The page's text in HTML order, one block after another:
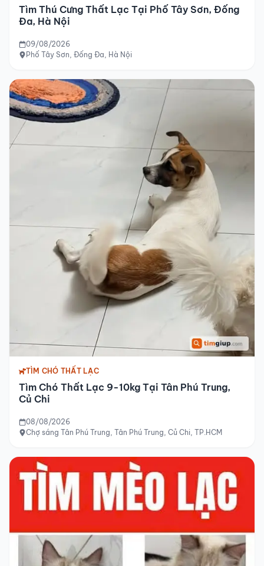
Tìm Thú Cưng Thất Lạc Tại Phố Tây Sơn, Đống
Đa, Hà Nội
09/08/2026
Phố Tây Sơn, Đống Đa, Hà Nội
TÌM CHÓ THẤT LẠC
Tìm Chó Thất Lạc 9-10kg Tại Tân Phú Trung,
Củ Chi
08/08/2026
Chợ sáng Tân Phú Trung, Tân Phú Trung, Củ Chi, TP.HCM